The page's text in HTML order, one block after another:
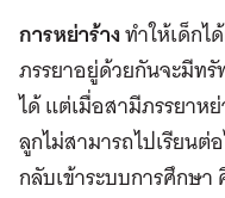
การหย่าร้างทำให้เด็ก
ภรรยาอยู่ด้วยกันจะมีท
ได้ แต่เมื่อสามีภรรยาห
ลูกไม่สามารถไปเรียนต่
กลับเข้าระบบการศึกษ